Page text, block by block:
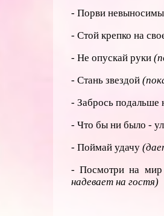
- Порви
- Стой крепко на
- Не опускай руки
- Стань звездой
- Забрось подальше
- Что бы ни было -
- Поймай удачу
- Посмотри на мир
надевает на гостя)